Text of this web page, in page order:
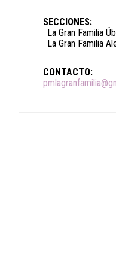
SECCIONES:
· La Gran Familia
· La Gran Familia
CONTACTO: